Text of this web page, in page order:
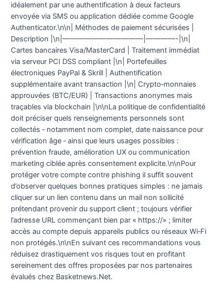
idéalement par une authentification à deux facteurs
envoyée via SMS ou application dédiée comme Google
Authenticator.\n\n| Méthodes de paiement sécurisées |
Description |\n|———————————|————-|\n|
Cartes bancaires Visa/MasterCard | Traitement immédiat
via serveur PCI DSS compliant |\n| Portefeuilles
électroniques PayPal & Skrill | Authentification
supplémentaire avant transaction |\n| Crypto‑monnaies
approuvées (BTC/EUR) | Transactions anonymes mais
traçables via blockchain |\n\nLa politique de confidentialité
doit préciser quels renseignements personnels sont
collectés ‑ notamment nom complet, date naissance pour
vérification âge ‑ ainsi que leurs usages possibles :
prévention fraude, amélioration UX ou communication
marketing ciblée après consentement explicite.\n\nPour
protéger votre compte contre phishing il suffit souvent
d’observer quelques bonnes pratiques simples : ne jamais
cliquer sur un lien contenu dans un mail non sollicité
prétendant provenir du support client ; toujours vérifier
l’adresse URL commençant bien par « https://» ; limiter
accès au compte depuis appareils publics ou réseaux Wi‑Fi
non protégés.\n\nEn suivant ces recommandations vous
réduisez drastiquement vos risques tout en profitant
sereinement des offres proposées par nos partenaires
évalués chez Basketnews.Net.